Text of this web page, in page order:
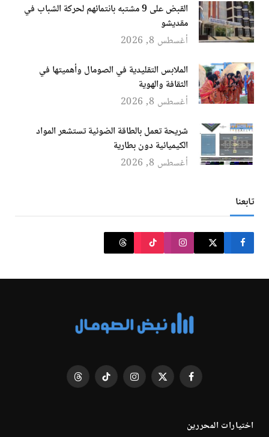
القبض على 9 مشتبه بانتمائهم لحركة الشباب في
مقديشو
أغسطس 8, 2026
الملابس التقليدية في الصومال وأهميتها في
الثقافة والهوية
أغسطس 8, 2026
شريحة تعمل بالطاقة الضوئية تستشعر المواد
الكيميائية دون بطارية
أغسطس 8, 2026
تابعنا
فيسبوك X
الانستغرامتيكتوك Threads
اختيارات المحررين